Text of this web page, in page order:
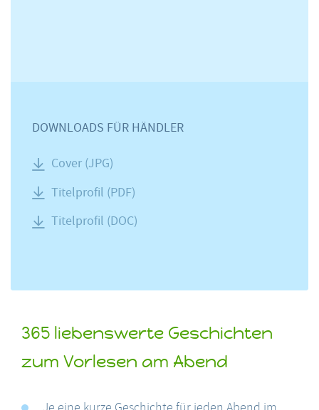
DOWNLOADS FÜR HÄNDLER
Cover (JPG)
Titelprofil (PDF)
Titelprofil (DOC)
365 liebenswerte Geschichten
zum Vorlesen am Abend